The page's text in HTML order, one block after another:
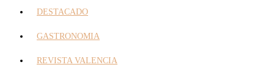
DESTACADO
GASTRONOMIA
REVISTA VALENCIA